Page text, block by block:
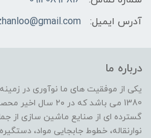
آدرس ایمیل:
درباره ما
یکی از موفقیت های ما نوآوری در
1380 می باشد که در
گسترده ای از صنایع ماشین سازی از
نوارنقاله، خطوط جابجایی مواد،